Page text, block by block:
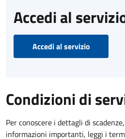
Accedi al
Accedi al servizio
Condizioni di
Per conoscere i dettagli di
informazioni importanti, leggi i